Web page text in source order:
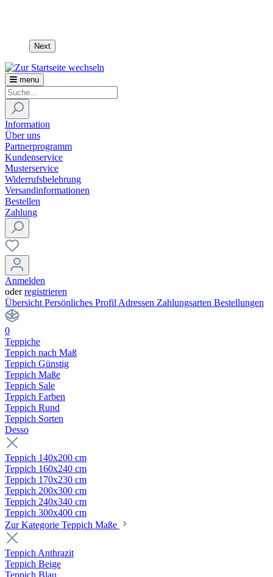
Next
menu
Information
Über uns
Partnerprogramm
Kundenservice
Musterservice
Widerrufsbelehrung
Versandinformationen
Bestellen
Zahlung
Anmelden
oderregistrieren
Übersicht Persönliches Profil Adressen Zahlungsarten Bestellungen
0
Teppiche
Teppich nach Maß
Teppich Günstig
Teppich Maße
Teppich Sale
Teppich Farben
Teppich Rund
Teppich Sorten
Desso
Teppich 140x200 cm
Teppich 160x240 cm
Teppich 170x230 cm
Teppich 200x300 cm
Teppich 240x340 cm
Teppich 300x400 cm
Zur Kategorie Teppich Maße
Teppich Anthrazit
Teppich Beige
Teppich Blau